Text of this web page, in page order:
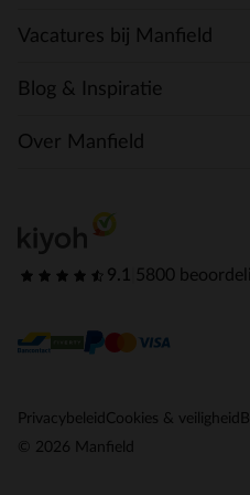
Vacatures bij Manfield
Blog & Inspiratie
Over Manfield
9.1 5800
Privacybeleid Cookies & veiligheid
© 2026 Manfield